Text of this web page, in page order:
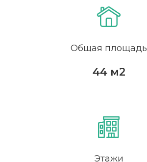
Общая площадь
44 м2
Этажи